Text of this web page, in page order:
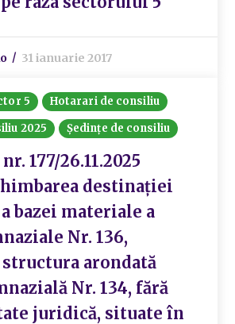
31 ianuarie 2017
5
Hotarari de consiliu
2025
Ședințe de consiliu
177/26.11.2025
destinației
bazei materiale a
Nr. 136,
arondată
Nr. 134, fără
juridică, situate în